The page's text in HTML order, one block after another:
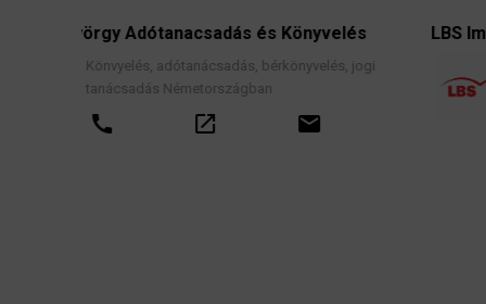
és Könyvelés
bérkönyvelés, jogi
LBS Immobilien-GmbH NordWest
Ingatlanközvetítés, lakáscélú
hitelek, lakástakarék- és építési
szerződések, valamint
tanácsadás.